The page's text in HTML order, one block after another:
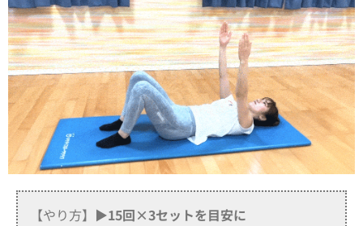
【やり方】 ▶15回×3セットを目安に